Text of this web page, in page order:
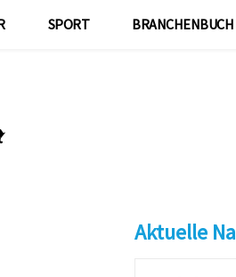
SPORT BRANCHENBUCH
Aktuelle